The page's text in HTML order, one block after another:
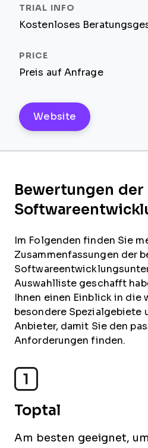
Kostenloses
Preis auf Anfrage
Website
Bewertungen der
Im Folgenden finden Sie
Zusammenfassungen der
Auswahlliste geschafft
Ihnen einen Einblick in
besondere Spezialgebiete
Anbieter, damit Sie den
Anforderungen finden.
1
Toptal
Am besten geeignet,